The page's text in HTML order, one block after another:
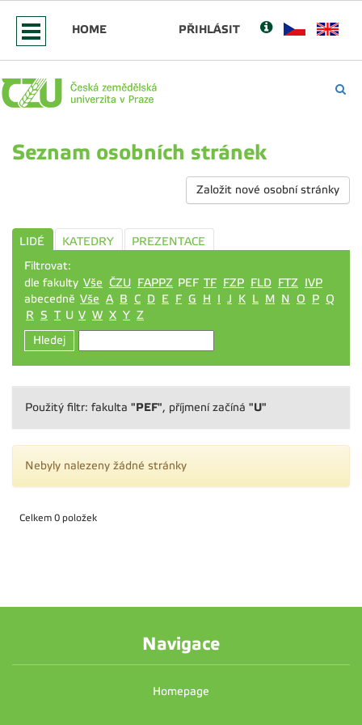
HOME PŘIHLÁSIT
Seznam osobních stránek
Založit nové osobní stránky
LIDÉ KATEDRY
PREZENTACE
Filtrovat:
dle fakulty Vše ČZU FAPPZ PEF TF FZP FLD FTZ IVP
abecedně Vše A B C D E F G H I J K L M N O P Q
R S T U V W X Y Z
Hledej
Použitý filtr: fakulta "PEF", příjmení začíná "U"
Nebyly nalezeny žádné stránky
Celkem 0 položek
Navigace
Homepage